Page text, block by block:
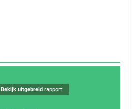
Bekijk uitgebreidrapport: